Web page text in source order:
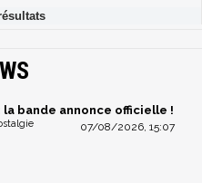
la bande annonce officielle !
07/08/2026, 15:07